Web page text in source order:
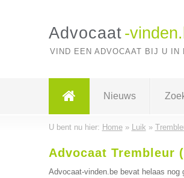
Advocaat -
VIND EEN ADVOCAAT BIJ U IN
Nieuws
U bent nu hier: Home» Luik »
Advocaat Trembleur
Advocaat-vinden.be bevat helaas nog